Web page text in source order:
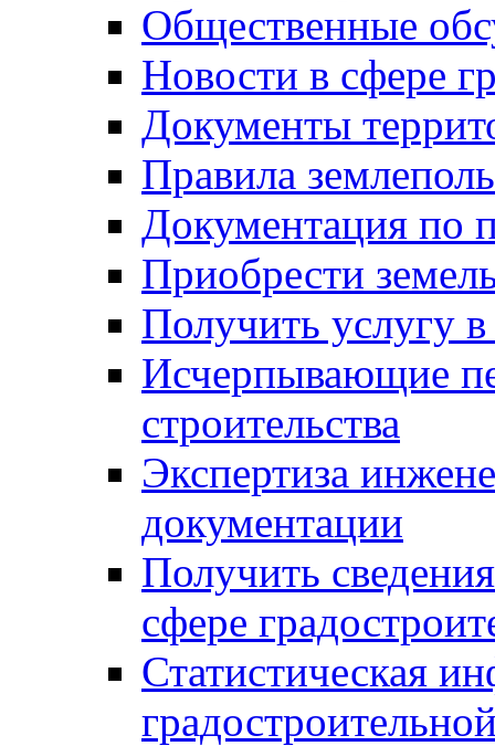
Общественные
Новости в сфере
Документы
Правила
Документация по
Приобрести
Получить услугу в
Исчерпывающие
строительства
Экспертиза
документации
Получить
сфере
Статистическая